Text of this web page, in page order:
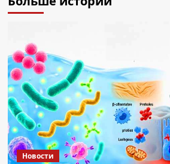
Новости